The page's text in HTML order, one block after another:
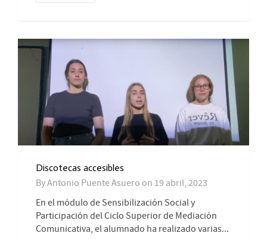
Discotecas accesibles
ByAntonio Puente Asuero on 19 abril, 2023
En el módulo de Sensibilización Social y
Participación del Ciclo Superior de Mediación
Comunicativa, el alumnado ha realizado varias...